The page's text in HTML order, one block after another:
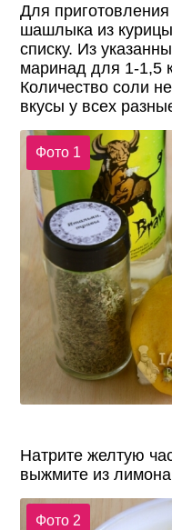
Для
шашлыка из
списку. Из
маринад для 1-1,5
Количество соли
вкусы у всех
Фото 1
Натрите желтую
выжмите из лимона
Фото 2